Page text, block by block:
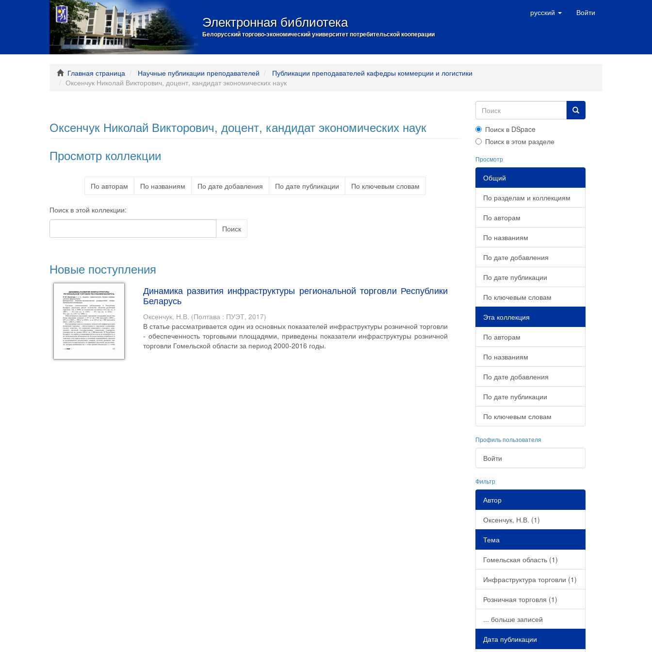
Электронная библиотека
Белорусский торгово-экономический университет потребительской кооперации
русский Войти
Главная страница Научные публикации преподавателей
Публикации преподавателей кафедры коммерции и логистики
Оксенчук Николай Викторович, доцент, кандидат экономических наук
Оксенчук Николай Викторович, доцент, кандидат экономических наук
Просмотр коллекции
По авторам По названиям По дате добавления По дате публикации По ключевым словам
Поиск в этой коллекции:
Поиск
Новые поступления
Динамика развития инфраструктуры региональной торговли Республики
Беларусь
Оксенчук, Н.В. (Полтава : ПУЭТ,2017)
В статье рассматривается один из основных показателей инфраструктуры розничной торговли
- обеспеченность торговыми площадями, приведены показатели инфраструктуры розничной
торговли Гомельской области за период 2000-2016 годы.
Поиск в DSpace
Поиск в этом разделе
Просмотр
Общий
По разделам и коллекциям
По авторам
По названиям
По дате добавления
По дате публикации
По ключевым словам
Эта коллекция
По авторам
По названиям
По дате добавления
По дате публикации
По ключевым словам
Профиль пользователя
Войти
Фильтр
Автор
Оксенчук, Н.В. (1)
Тема
Гомельская область (1)
Инфраструктура торговли (1)
Розничная торговля (1)
... больше записей
Дата публикации